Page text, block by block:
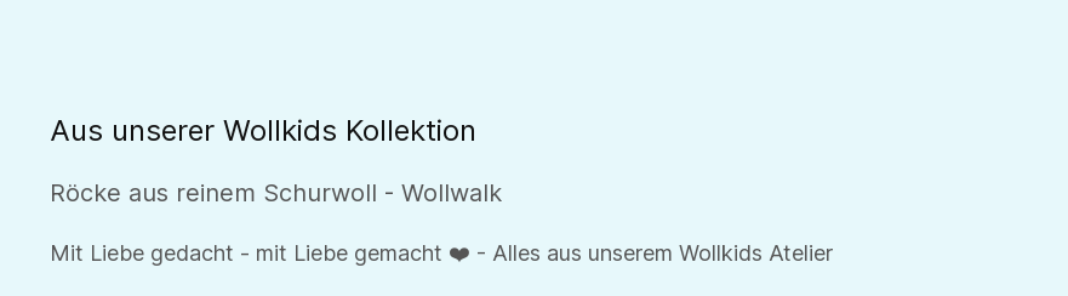
Aus unserer Wollkids Kollektion
Röcke aus reinem Schurwoll - Wollwalk
Mit Liebe gedacht - mit Liebe gemacht ❤️ - Alles aus unserem Wollkids Atelier